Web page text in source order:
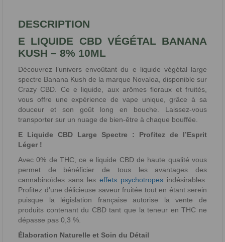
DESCRIPTION
E LIQUIDE CBD VÉGÉTAL BANANA
KUSH – 8% 10ML
Découvrez l’univers envoûtant du e liquide végétal large
spectre Banana Kush de la marque Novaloa, disponible sur
Crazy CBD. Ce e liquide, aux arômes floraux et fruités,
vous offre une expérience de vape unique, grâce à sa
douceur et son goût long en bouche. Laissez-vous
transporter sur un nuage de bien-être à chaque bouffée.
E Liquide CBD Large Spectre : Profitez de l’Esprit
Léger !
Avec 0% de THC, ce e liquide CBD de haute qualité vous
permet de bénéficier de tous les avantages des
cannabinoïdes sans les effets psychotropes indésirables.
Profitez d’une délicieuse saveur fruitée tout en étant serein
puisque la législation française autorise la vente de
produits contenant du CBD tant que la teneur en THC ne
dépasse pas 0,3 %.
Élaboration Naturelle et Soin du Détail